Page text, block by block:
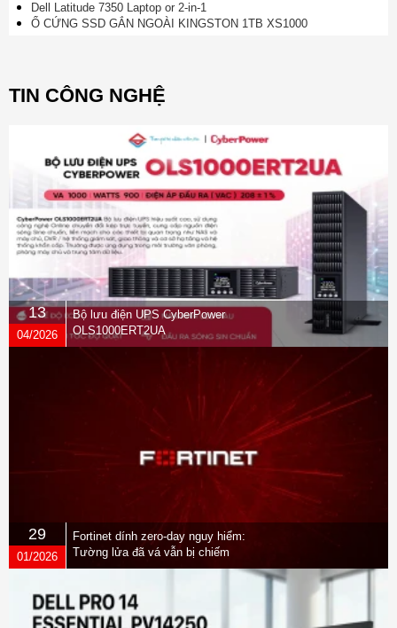
Dell Latitude 7350 Laptop or 2-in-1
Ổ CỨNG SSD GẮN NGOÀI KINGSTON 1TB XS1000
TIN CÔNG NGHỆ
13
04/2026
Bộ lưu điện UPS CyberPower
OLS1000ERT2UA
29
01/2026
Fortinet dính zero-day nguy hiểm:
Tường lửa đã vá vẫn bị chiếm
quyền